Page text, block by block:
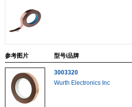
参考图片 型号/品牌
3003320
Wurth Electronics Inc